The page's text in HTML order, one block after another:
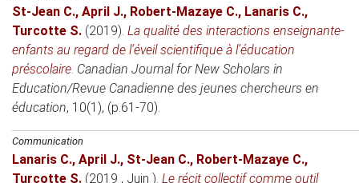
St-Jean C., April J., Robert-Mazaye C., Lanaris C.,
Turcotte S. (2019). La qualité des interactions enseignante-
enfants au regard de l’éveil scientifique à l’éducation
préscolaire. Canadian Journal for New Scholars in
Education/Revue Canadienne des jeunes chercheurs en
éducation, 10(1), (p.61-70).
Communication
Lanaris C., April J., St-Jean C., Robert-Mazaye C.,
Turcotte S. (2019 , Juin ). Le récit collectif comme outil